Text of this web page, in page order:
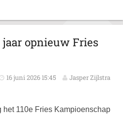
opnieuw Fries
16 juni 2026 15:45
Jasper Zijlstra
het 110e Fries Kampioenschap